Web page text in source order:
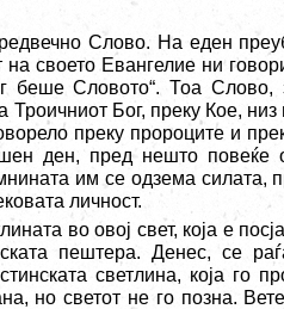
Слово. На еден
своето Евангелие ни
Словото“. Тоа Слово,
Бог, преку Кое, низ
преку пророците и
ден, пред нешто повеќе
им се одзема силата,
личност.
во овој свет, која е
пештера. Денес, се
светлина, која го
но светот не го позна.